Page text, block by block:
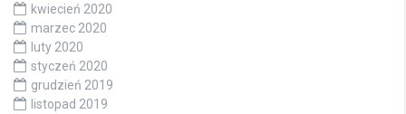
kwiecień 2020
marzec 2020
luty 2020
styczeń 2020
grudzień 2019
listopad 2019